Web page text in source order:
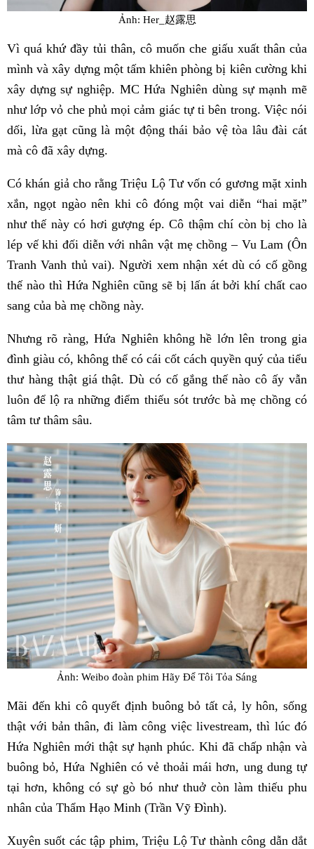
Ảnh: Her_赵露思
Vì quá khứ đầy tủi thân, cô muốn che giấu xuất thân của
mình và xây dựng một tấm khiên phòng bị kiên cường khi
xây dựng sự nghiệp. MC Hứa Nghiên dùng sự mạnh mẽ
như lớp vỏ che phủ mọi cảm giác tự ti bên trong. Việc nói
dối, lừa gạt cũng là một động thái bảo vệ tòa lâu đài cát
mà cô đã xây dựng.
Có khán giả cho rằng Triệu Lộ Tư vốn có gương mặt xinh
xắn, ngọt ngào nên khi cô đóng một vai diễn “hai mặt”
như thế này có hơi gượng ép. Cô thậm chí còn bị cho là
lép vế khi đối diễn với nhân vật mẹ chồng – Vu Lam (Ôn
Tranh Vanh thủ vai). Người xem nhận xét dù có cố gồng
thế nào thì Hứa Nghiên cũng sẽ bị lấn át bởi khí chất cao
sang của bà mẹ chồng này.
Nhưng rõ ràng, Hứa Nghiên không hề lớn lên trong gia
đình giàu có, không thể có cái cốt cách quyền quý của tiểu
thư hàng thật giá thật. Dù có cố gắng thế nào cô ấy vẫn
luôn để lộ ra những điểm thiếu sót trước bà mẹ chồng có
tâm tư thâm sâu.
Ảnh: Weibo đoàn phim Hãy Để Tôi Tỏa Sáng
Mãi đến khi cô quyết định buông bỏ tất cả, ly hôn, sống
thật với bản thân, đi làm công việc livestream, thì lúc đó
Hứa Nghiên mới thật sự hạnh phúc. Khi đã chấp nhận và
buông bỏ, Hứa Nghiên có vẻ thoải mái hơn, ung dung tự
tại hơn, không có sự gò bó như thuở còn làm thiếu phu
nhân của Thẩm Hạo Minh (Trần Vỹ Đình).
Xuyên suốt các tập phim, Triệu Lộ Tư thành công dẫn dắt